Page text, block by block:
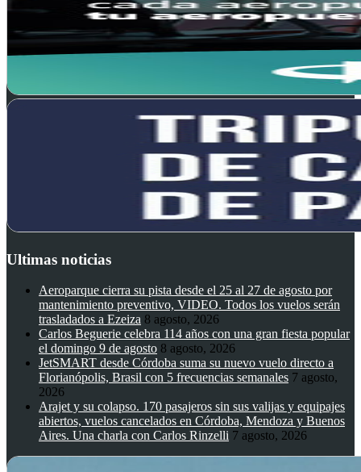
Ultimas noticias
Aeroparque cierra su pista desde el 25 al 27 de agosto por
mantenimiento preventivo, VIDEO. Todos los vuelos serán
trasladados a Ezeiza 8 agosto, 2026
Carlos Beguerie celebra 114 años con una gran fiesta popular
el domingo 9 de agosto 8 agosto, 2026
JetSMART desde Córdoba suma su nuevo vuelo directo a
Florianópolis, Brasil con 5 frecuencias semanales 7 agosto,
2026
Arajet y su colapso. 170 pasajeros sin sus valijas y equipajes
abiertos, vuelos cancelados en Córdoba, Mendoza y Buenos
Aires. Una charla con Carlos Rinzelli 7 agosto, 2026